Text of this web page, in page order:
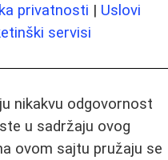
privatnosti | Uslovi
servisi
nikakvu odgovornost
u sadržaju ovog
ovom sajtu pružaju se